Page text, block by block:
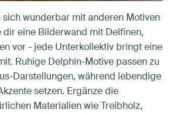
sich wunderbar mit anderen Motiven
dir eine Bilderwand mit Delfinen,
vor - jede Unterkollektiv bringt eine
Ruhige Delphin-Motive passen zu
Darstellungen, während lebendige
setzen. Ergänze die
Materialien wie Treibholz,